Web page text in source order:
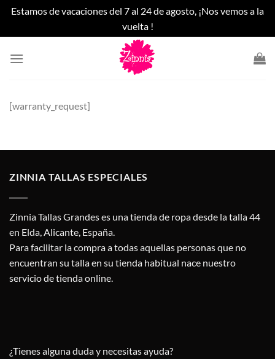
Estamos de vacaciones del 7 al 24 de agosto, ¡Nos vemos a la
vuelta !
[warranty_request]
ZINNIA TALLAS ESPECIALES
Zinnia Tallas Grandes es una tienda de ropa desde la talla 44
en Elda, Alicante, España.
Para facilitar la compra a todas aquellas personas que no
encuentran su talla en su tienda habitual nace nuestro
servicio de tienda online.
¿Tienes alguna duda y necesitas ayuda?